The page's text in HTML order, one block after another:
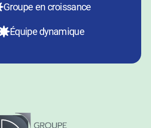
Groupe en croissance
Équipe dynamique